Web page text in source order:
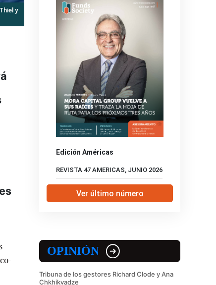
y
Edición Américas
REVISTA 47 AMERICAS, JUNIO 2026
Ver último número
OPINIÓN
Tribuna de los gestores Richard Clode y Ana
Chkhikvadze